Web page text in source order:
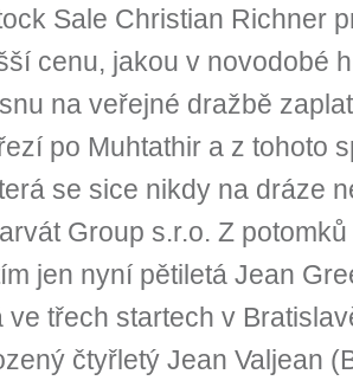
Sale Christian Richner
cenu, jakou v novodobé
na veřejné dražbě
po Muhtathir a z tohoto
se sice nikdy na dráze
Group s.r.o. Z
jen nyní pětiletá Jean
ve třech startech v
čtyřletý Jean Valjean